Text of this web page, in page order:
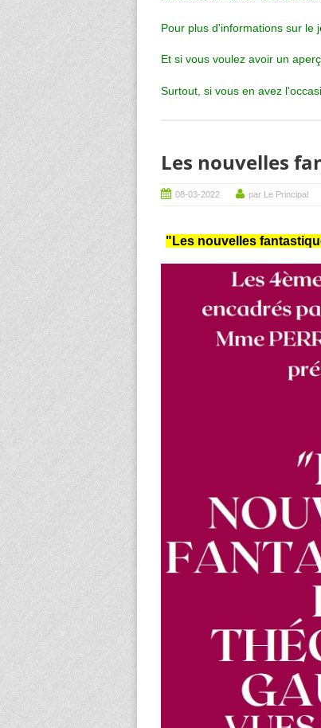
Pour plus d'informations sur le
Et si vous voulez avoir un
Surtout, si vous en avez
Les nouvelles
08-03-2022 par Le Principal
"Les nouvelles